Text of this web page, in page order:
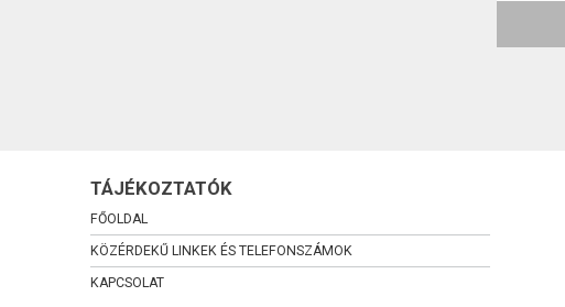
TÁJÉKOZTATÓK
FŐOLDAL
KÖZÉRDEKŰ LINKEK ÉS TELEFONSZÁMOK
KAPCSOLAT